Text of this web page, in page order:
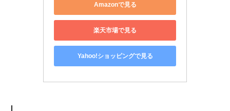
Amazonで見る
楽天市場で見る
Yahoo!ショッピングで見る